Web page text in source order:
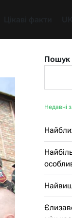
Пошук
Недавні